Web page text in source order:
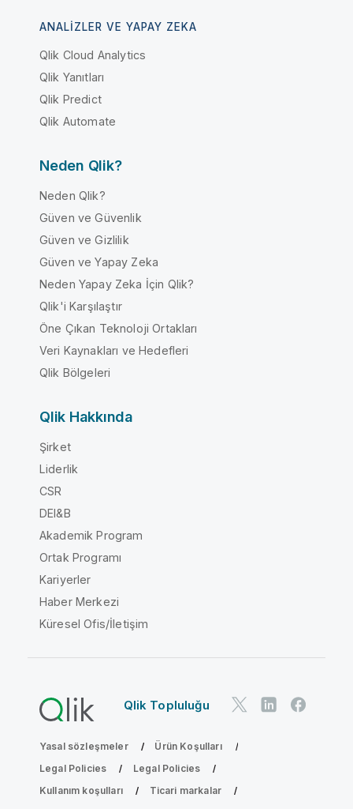
ANALIZLER VE YAPAY ZEKA
Qlik Cloud Analytics
Qlik Yanıtları
Qlik Predict
Qlik Automate
Neden Qlik?
Neden Qlik?
Güven ve Güvenlik
Güven ve Gizlilik
Güven ve Yapay Zeka
Neden Yapay Zeka İçin Qlik?
Qlik'i Karşılaştır
Öne Çıkan Teknoloji Ortakları
Veri Kaynakları ve Hedefleri
Qlik Bölgeleri
Qlik Hakkında
Şirket
Liderlik
CSR
DEI&B
Akademik Program
Ortak Programı
Kariyerler
Haber Merkezi
Küresel Ofis/İletişim
Qlik Topluluğu
Yasal sözleşmeler
Ürün Koşulları
Legal Policies
Legal Policies
Kullanım koşulları
Ticari markalar